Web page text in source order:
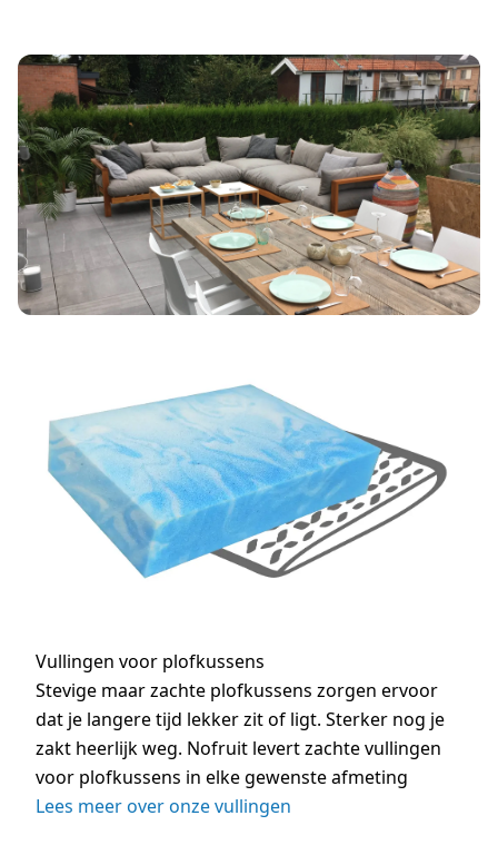
Vullingen voor plofkussens
Stevige maar zachte plofkussens zorgen ervoor
dat je langere tijd lekker zit of ligt. Sterker nog je
zakt heerlijk weg. Nofruit levert zachte vullingen
voor plofkussens in elke gewenste afmeting
Lees meer over onze vullingen